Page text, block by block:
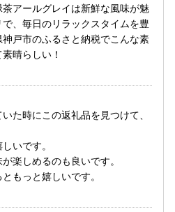
アールグレイは新鮮な風味が魅
、毎日のリラックスタイムを豊
戸市のふるさと納税でこんな素
晴らしい！
た時にこの返礼品を見つけて、
いです。
楽しめるのも良いです。
もっと嬉しいです。